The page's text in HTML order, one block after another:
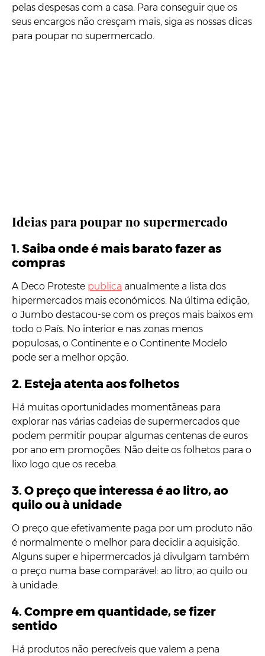
pelas despesas com a casa. Para conseguir que os
seus encargos não cresçam mais, siga as nossas dicas
para poupar no supermercado.
Ideias para poupar no supermercado
1. Saiba onde é mais barato fazer as
compras
A Deco Proteste publica anualmente a lista dos
hipermercados mais económicos. Na última edição,
o Jumbo destacou-se com os preços mais baixos em
todo o País. No interior e nas zonas menos
populosas, o Continente e o Continente Modelo
pode ser a melhor opção.
2. Esteja atenta aos folhetos
Há muitas oportunidades momentâneas para
explorar nas várias cadeias de supermercados que
podem permitir poupar algumas centenas de euros
por ano em promoções. Não deite os folhetos para o
lixo logo que os receba.
3. O preço que interessa é ao litro, ao
quilo ou à unidade
O preço que efetivamente paga por um produto não
é normalmente o melhor para decidir a aquisição.
Alguns super e hipermercados já divulgam também
o preço numa base comparável: ao litro, ao quilo ou
à unidade.
4. Compre em quantidade, se fizer
sentido
Há produtos não perecíveis que valem a pena